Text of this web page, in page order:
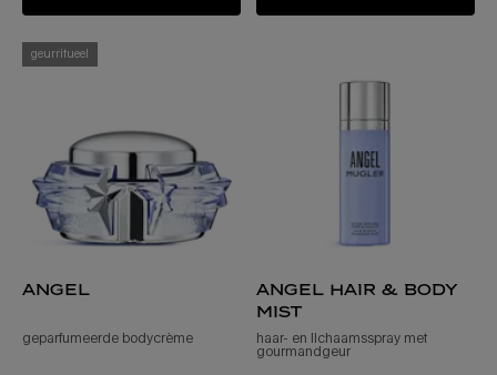
geurritueel
angel
geparfumeerde bodycrème
angel hair & body
mist
haar- en lichaamsspray met
gourmandgeur